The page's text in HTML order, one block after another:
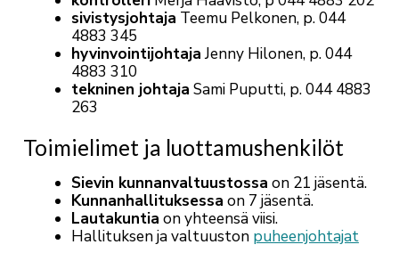
sivistysjohtaja Teemu Pelkonen, p. 044
4883 345
hyvinvointijohtajaJenny Hilonen, p. 044
4883 310
tekninen johtaja Sami Puputti, p. 044 4883
263
Toimielimet ja luottamushenkilöt
Sievin kunnanvaltuustossa on 21 jäsentä.
Kunnanhallituksessa on 7 jäsentä.
Lautakuntia on yhteensä viisi.
Hallituksen ja valtuuston puheenjohtajat